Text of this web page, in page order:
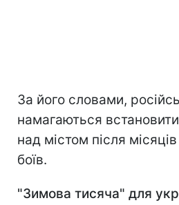
За його словами,
намагаються
над містом після
боїв.
"Зимова тисяча" для